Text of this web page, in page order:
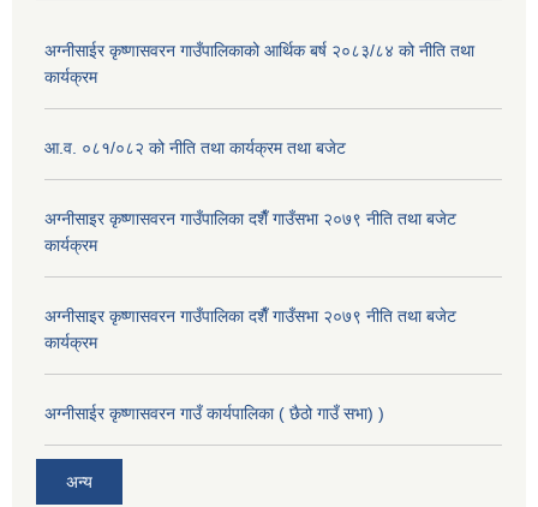
अग्नीसाईर कृष्णासवरन गाउँपालिकाको आर्थिक बर्ष २०८३/८४ को नीति तथा
कार्यक्रम
आ.व. ०८१/०८२ को नीति तथा कार्यक्रम तथा बजेट
अग्नीसाइर कृष्णासवरन गाउँपालिका दशैँ गाउँसभा २०७९ नीति तथा बजेट
कार्यक्रम
अग्नीसाइर कृष्णासवरन गाउँपालिका दशैँ गाउँसभा २०७९ नीति तथा बजेट
कार्यक्रम
अग्नीसाईर कृष्णासवरन गाउँ कार्यपालिका ( छैठो गाउँ सभा) )
अन्य